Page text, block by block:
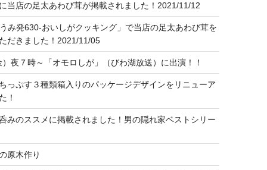
当店の足太あわび茸が掲載されました！2021/11/12
み発630-おいしがクッキング」で当店の足太あわび茸を
だきました！2021/11/05
）夜７時～「オモロしが」（びわ湖放送）に出演！！
っぷす３種類箱入りのパッケージデザインをリニューア
！
みのススメに掲載されました！男の隠れ家ベストシリー
原木作り